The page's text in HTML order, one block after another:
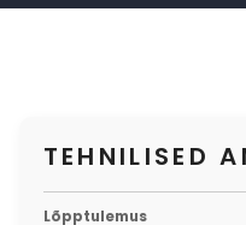
TEHNILISED
Lõpptulemus